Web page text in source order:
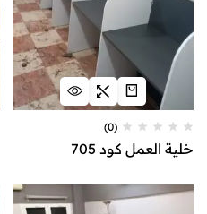
(0)
خلية العمل كود 705